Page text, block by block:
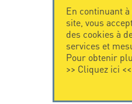
En continuant
site, vous
des cookies à
services et
Pour obtenir
>> Cliquez ici <<